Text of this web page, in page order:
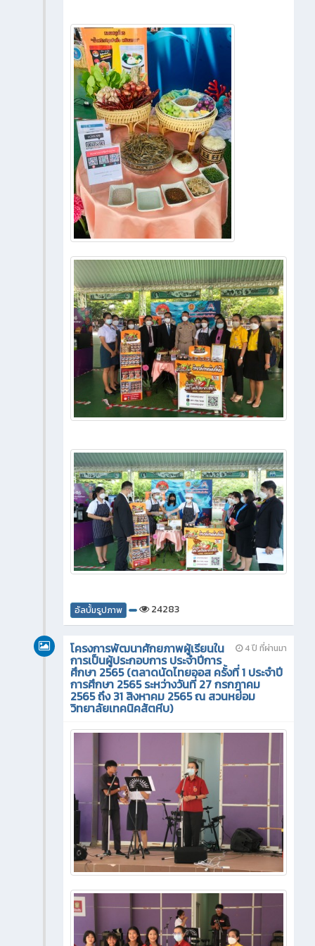
อัลบั้มรูปภาพ 24283
4 ปี ที่ผ่านมา
โครงการพัฒนาศักยภาพผู้เรียนใน
การเป็นผู้ประกอบการ ประจำปีการ
ศึกษา 2565 (ตลาดนัดไทยออส ครั้งที่ 1 ประจำปี
การศึกษา 2565 ระหว่างวันที่ 27 กรกฎาคม
2565 ถึง 31 สิงหาคม 2565 ณ สวนหย่อม
วิทยาลัยเทคนิคสัตหีบ)